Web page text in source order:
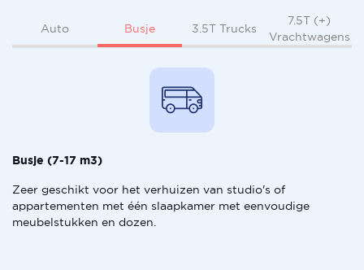
Auto Busje 3.5T Trucks
7.5T (+)
Vrachtwagens
Busje (7-17 m3)
Zeer geschikt voor het verhuizen van studio's of
appartementen met één slaapkamer met eenvoudige
meubelstukken en dozen.